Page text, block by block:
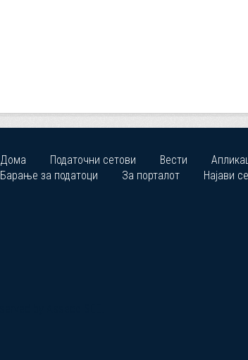
Дома Податочни сетови Вести
Барање за податоци
За порталот Најави се